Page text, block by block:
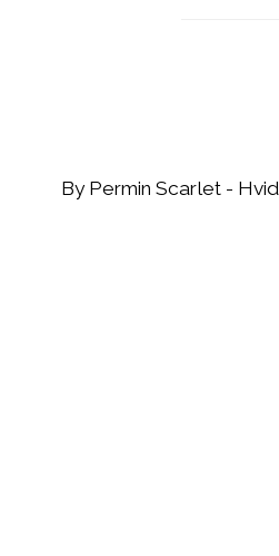
By Permin Scarlet - Hvid